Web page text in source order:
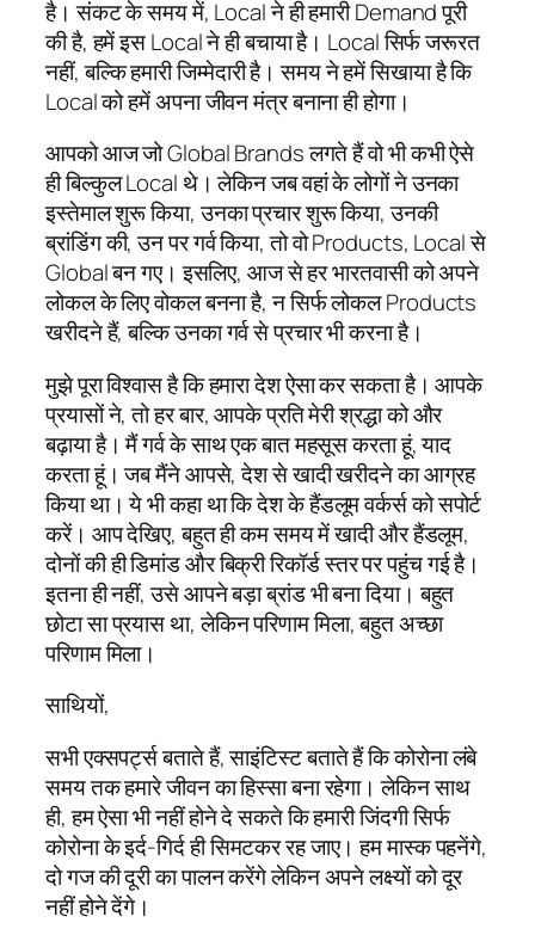
है। संकट के समय में, Local ने ही हमारी Demand पूरी
की है, हमें इस Local ने ही बचाया है। Local सिर्फ जरूरत
नहीं, बल्कि हमारी जिम्मेदारी है। समय ने हमें सिखाया है कि
Local को हमें अपना जीवन मंत्र बनाना ही होगा।
आपको आज जो Global Brands लगते हैं वो भी कभी ऐसे
ही बिल्कुल Local थे। लेकिन जब वहां के लोगों ने उनका
इस्तेमाल शुरू किया, उनका प्रचार शुरू किया, उनकी
ब्रांडिंग की, उन पर गर्व किया, तो वो Products, Local से
Global बन गए। इसलिए, आज से हर भारतवासी को अपने
लोकल के लिए वोकल बनना है, न सिर्फ लोकल Products
खरीदने हैं, बल्कि उनका गर्व से प्रचार भी करना है।
मुझे पूरा विश्वास है कि हमारा देश ऐसा कर सकता है। आपके
प्रयासों ने, तो हर बार, आपके प्रति मेरी श्रद्धा को और
बढ़ाया है। मैं गर्व के साथ एक बात महसूस करता हूं, याद
करता हूं। जब मैंने आपसे, देश से खादी खरीदने का आग्रह
किया था। ये भी कहा था कि देश के हैंडलूम वर्कर्स को सपोर्ट
करें। आप देखिए, बहुत ही कम समय में खादी और हैंडलूम,
दोनों की ही डिमांड और बिक्री रिकॉर्ड स्तर पर पहुंच गई है।
इतना ही नहीं, उसे आपने बड़ा ब्रांड भी बना दिया। बहुत
छोटा सा प्रयास था, लेकिन परिणाम मिला, बहुत अच्छा
परिणाम मिला।
साथियों,
सभी एक्सपर्ट्स बताते हैं, साइंटिस्ट बताते हैं कि कोरोना लंबे
समय तक हमारे जीवन का हिस्सा बना रहेगा। लेकिन साथ
ही, हम ऐसा भी नहीं होने दे सकते कि हमारी जिंदगी सिर्फ
कोरोना के इर्द-गिर्द ही सिमटकर रह जाए। हम मास्क पहनेंगे,
दो गज की दूरी का पालन करेंगे लेकिन अपने लक्ष्यों को दूर
नहीं होने देंगे।